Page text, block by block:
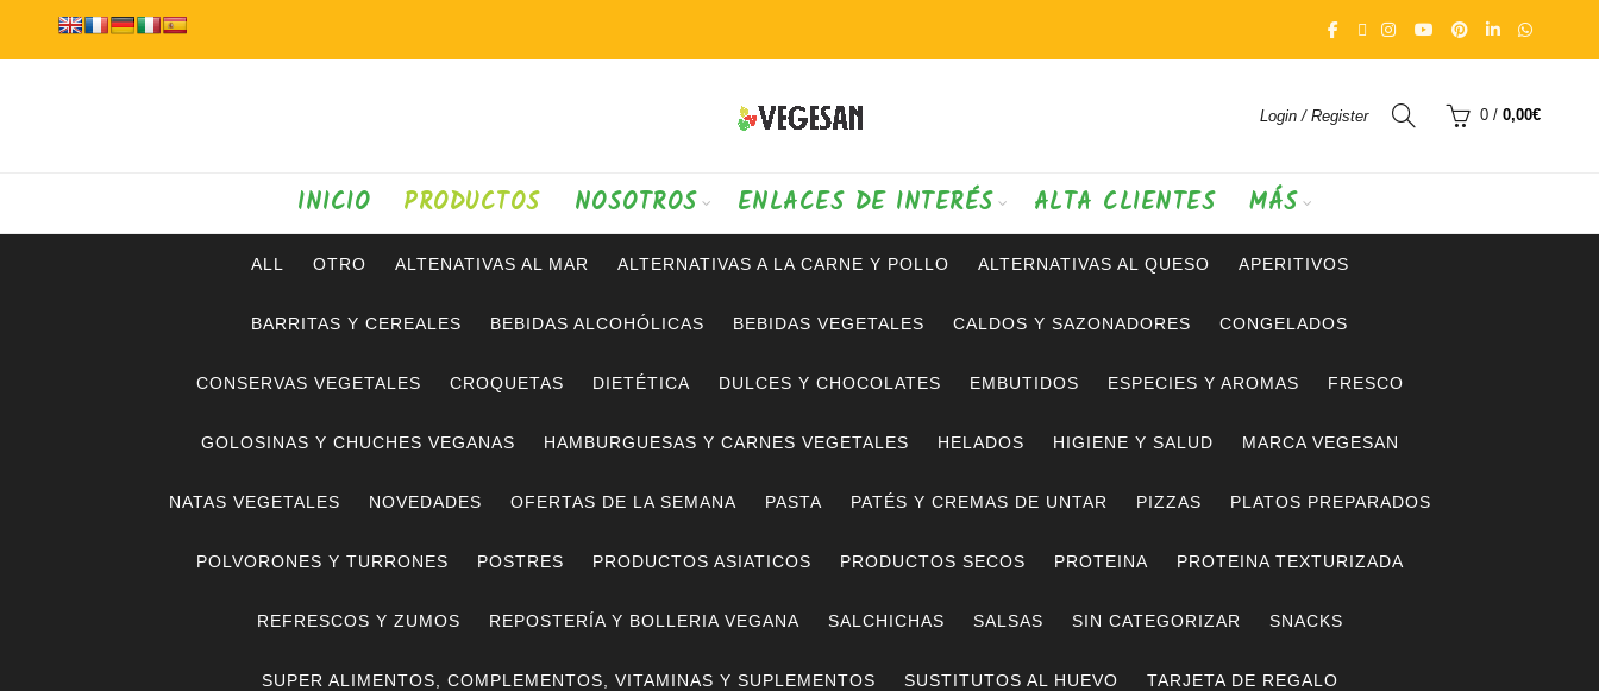
Login / Register 0 / 0,00€
INICIO PRODUCTOS NOSOTROS ENLACES DE INTERÉS ALTA CLIENTES MÁS
ALL OTRO ALTENATIVAS AL MAR ALTERNATIVAS A LA CARNE Y POLLO ALTERNATIVAS AL QUESO APERITIVOS
BARRITAS Y CEREALES BEBIDAS ALCOHÓLICAS BEBIDAS VEGETALES CALDOS Y SAZONADORES CONGELADOS
CONSERVAS VEGETALES CROQUETAS DIETÉTICA DULCES Y CHOCOLATES EMBUTIDOS ESPECIES Y AROMAS FRESCO
GOLOSINAS Y CHUCHES VEGANAS HAMBURGUESAS Y CARNES VEGETALES HELADOS HIGIENE Y SALUD MARCA VEGESAN
NATAS VEGETALES NOVEDADES OFERTAS DE LA SEMANA PASTA PATÉS Y CREMAS DE UNTAR PIZZAS PLATOS PREPARADOS
POLVORONES Y TURRONES POSTRES PRODUCTOS ASIATICOS PRODUCTOS SECOS PROTEINA PROTEINA TEXTURIZADA
REFRESCOS Y ZUMOS REPOSTERÍA Y BOLLERIA VEGANA SALCHICHAS SALSAS SIN CATEGORIZAR SNACKS
SUPER ALIMENTOS, COMPLEMENTOS, VITAMINAS Y SUPLEMENTOS SUSTITUTOS AL HUEVO TARJETA DE REGALO